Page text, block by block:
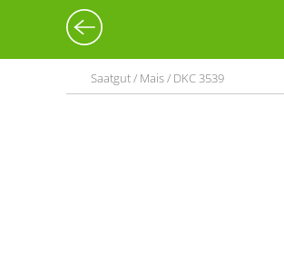
Saatgut / Mais / DKC 3539